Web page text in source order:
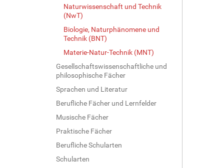
Naturwissenschaft und Technik
(NwT)
Biologie, Naturphänomene und
Technik (BNT)
Materie-Natur-Technik (MNT)
Gesellschaftswissenschaftliche und
philosophische Fächer
Sprachen und Literatur
Berufliche Fächer und Lernfelder
Musische Fächer
Praktische Fächer
Berufliche Schularten
Schularten